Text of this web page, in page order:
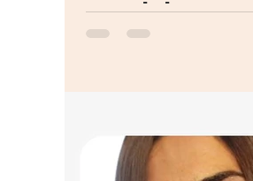
servicio
los problemas